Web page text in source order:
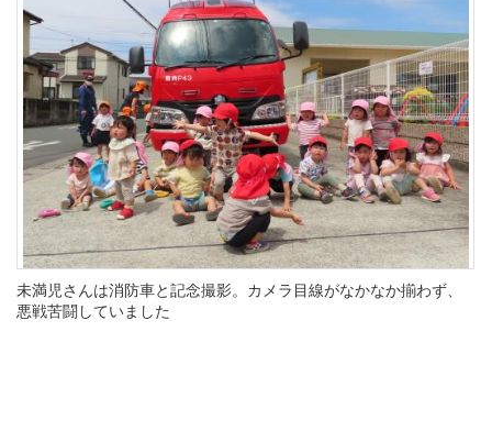
未満児さんは消防車と記念撮影。カメラ目線がなかなか揃わず、
悪戦苦闘していました